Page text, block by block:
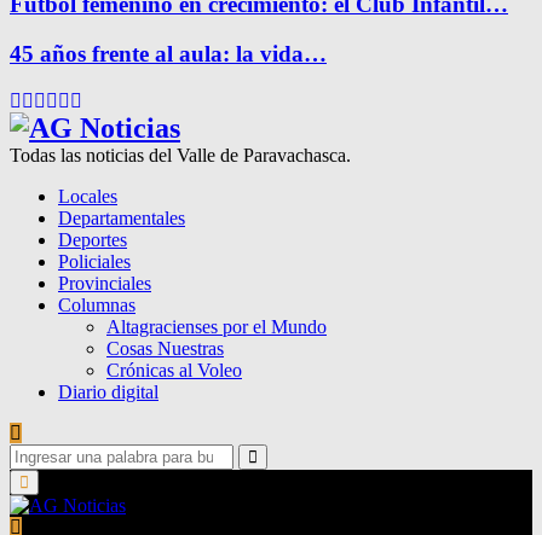
45 años frente al aula: la vida…
Facebook
Twitter
Instagram
Pinterest
Google
Todas las noticias del Valle de Paravachasca.
Locales
Departamentales
Deportes
Policiales
Provinciales
Columnas
Altagracienses por el Mundo
Cosas Nuestras
Crónicas al Voleo
Diario digital
Search
for:
Search
Primary
Menu